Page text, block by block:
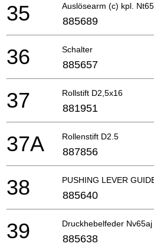
Auslösearm (c) kpl.
35 885689
Schalter
36 885657
Rollstift D2,5x16
37 881951
Rollenstift D2.5
37A 887856
PUSHING LEVER
38 885640
Druckhebelfeder Nv65aj
39 885638